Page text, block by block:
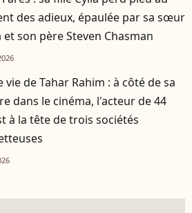
des adieux, épaulée par sa sœur
et son père Steven Chasman
vie de Tahar Rahim : à côté de sa
dans le cinéma, l'acteur de 44
à la tête de trois sociétés